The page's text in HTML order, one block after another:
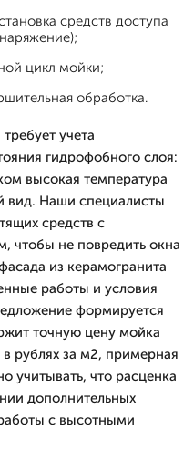
средств доступа
цикл мойки;
обработка.
учета
гидрофобного слоя:
высокая температура
вид. Наши специалисты
средств с
чтобы не повредить окна
из керамогранита
работы и условия
формируется
точную цену мойка
рублях за м2, примерная
учитывать, что расценка
дополнительных
с высотными